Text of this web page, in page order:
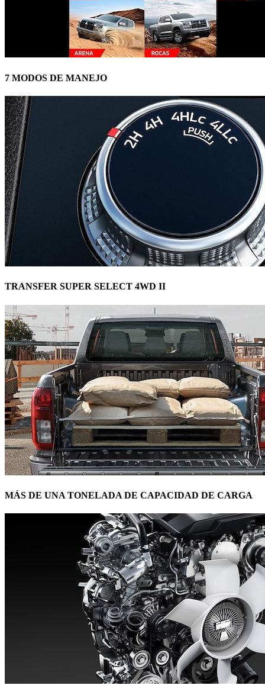
7 MODOS DE MANEJO
TRANSFER SUPER SELECT 4WD II
MÁS DE UNA TONELADA DE CAPACIDAD DE CARGA